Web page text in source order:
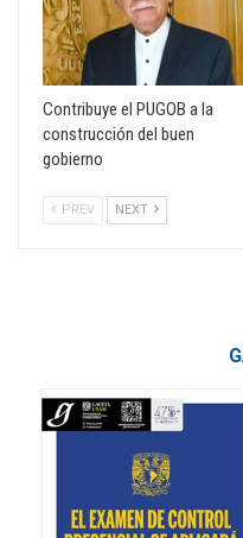
Contribuye el PUGOB a la
construcción del buen
gobierno
PREV NEXT